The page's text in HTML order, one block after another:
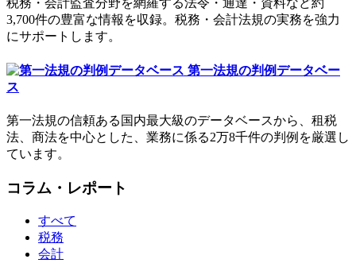
税務・会計監査分野を網羅する法令・通達・資料など約
3,700件の豊富な情報を収録。税務・会計法規の実務を強力
にサポートします。
第一法規の判例データベー
ス
第一法規の信頼ある国内最大級のデータベースから、租税
法、商法を中心とした、業務に係る2万8千件の判例を厳選し
ています。
コラム・レポート
すべて
税務
会計